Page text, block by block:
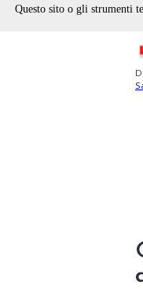
Questo sito o gli strumenti